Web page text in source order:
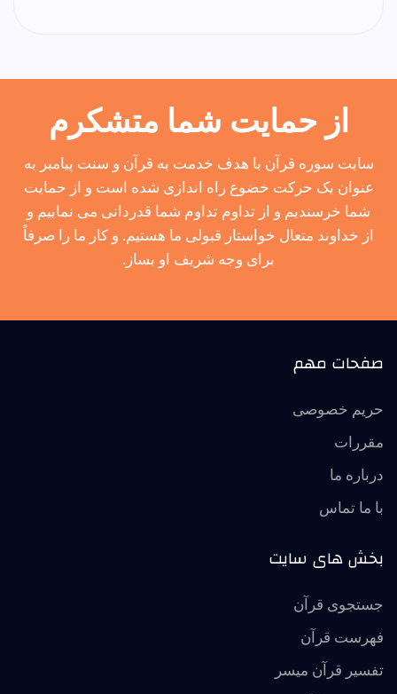
از حمایت شما متشکرم
سایت سوره قرآن با هدف خدمت به قرآن و سنت پیامبر به
عنوان یک حرکت خضوع راه اندازی شده است و از حمایت
شما خرسندیم و از تداوم تداوم شما قدردانی می نماییم و
از خداوند متعال خواستار قبولی ما هستیم. و کار ما را صرفاً
برای وجه شریف او بساز.
صفحات مهم
حریم خصوصی
مقررات
درباره ما
با ما تماس
بخش های سایت
جستجوی قرآن
فهرست قرآن
تفسير قرآن ميسر